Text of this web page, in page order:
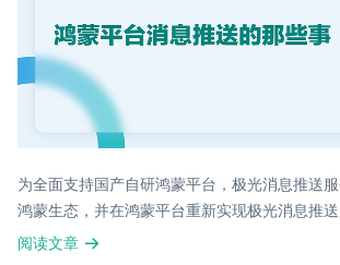
为全面支持国产自研鸿蒙平台，极光消息推送
鸿蒙生态，并在鸿蒙平台重新实现极光消息推送
阅读文章